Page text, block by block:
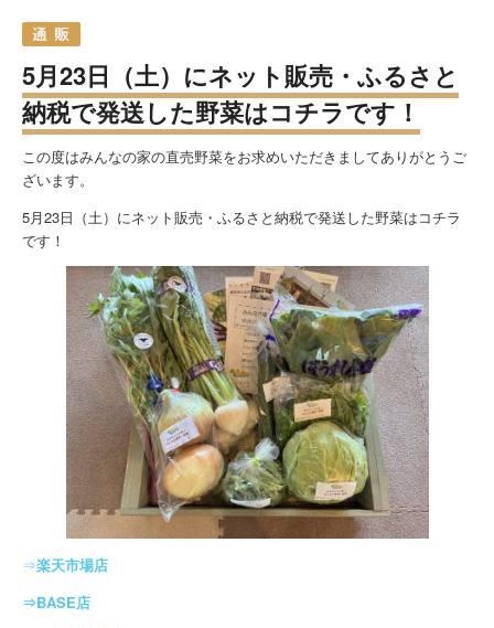
5月23日（土）にネット販売・ふるさと
納税で発送した野菜はコチラです！
この度はみんなの家の直売野菜をお求めいただきましてありがとうご
ざいます。
5月23日（土）にネット販売・ふるさと納税で発送した野菜はコチラ
です！
⇒楽天市場店
⇒BASE店